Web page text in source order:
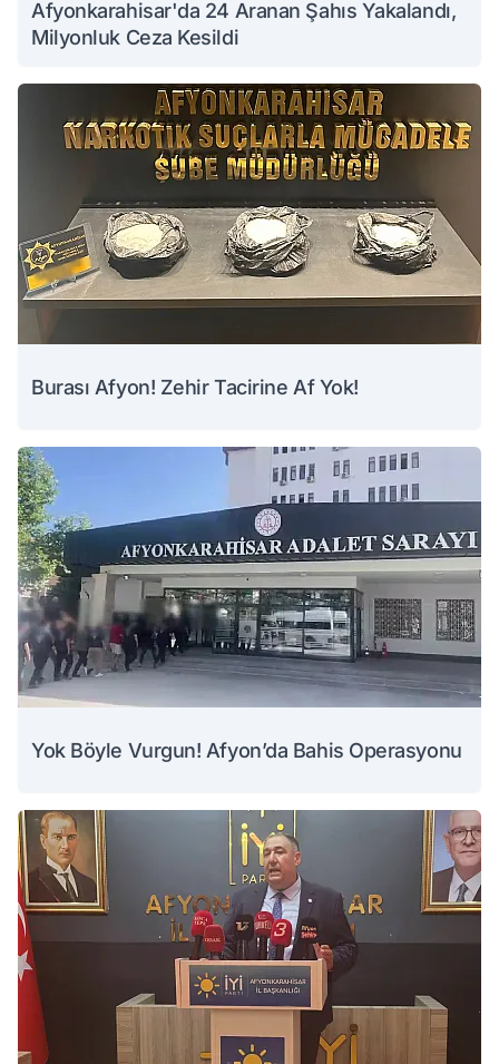
Afyonkarahisar'da 24 Aranan Şahıs Yakalandı,
Milyonluk Ceza Kesildi
Burası Afyon! Zehir Tacirine Af Yok!
Yok Böyle Vurgun! Afyon’da Bahis Operasyonu